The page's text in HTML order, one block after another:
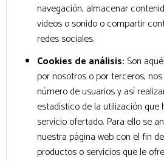
navegación, almacenar
videos o sonido o compartir
redes sociales.
Cookies de análisis: Son
por nosotros o por terceros,
número de usuarios y así
estadístico de la utilización que
servicio ofertado. Para ello se
nuestra página web con el fin
productos o servicios que le